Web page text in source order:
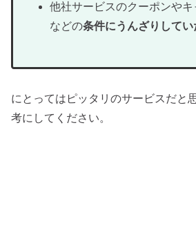
他社サービスのクーポンやキ
などの条件にうんざりしてい
にとってはピッタリのサービスだと
考にしてください。